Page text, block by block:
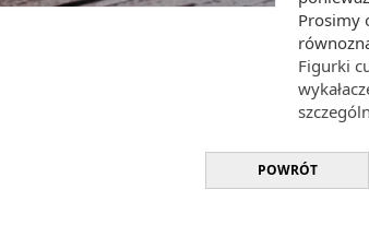
Prosimy
Figurki
POWRÓT